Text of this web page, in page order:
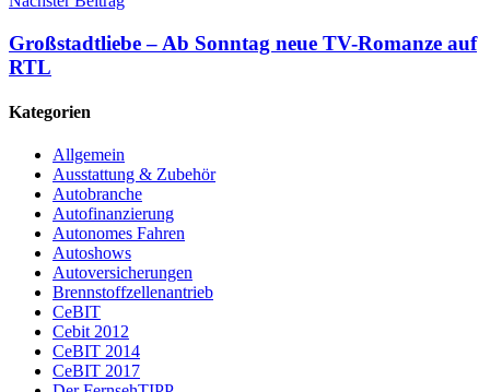
Großstadtliebe – Ab Sonntag neue TV-Romanze auf
RTL
Kategorien
Allgemein
Ausstattung & Zubehör
Autobranche
Autofinanzierung
Autonomes Fahren
Autoshows
Autoversicherungen
Brennstoffzellenantrieb
CeBIT
Cebit 2012
CeBIT 2014
CeBIT 2017